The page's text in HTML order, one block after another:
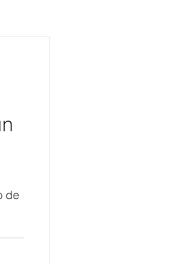
de